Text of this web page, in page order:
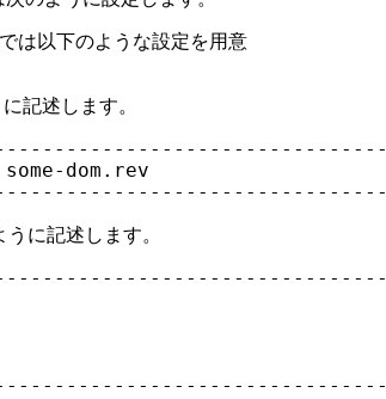
以下のような設定を用意
述します。
dom.rev
記述します。